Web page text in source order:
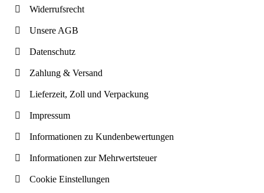
Widerrufsrecht
Unsere AGB
Datenschutz
Zahlung & Versand
Lieferzeit, Zoll und Verpackung
Impressum
Informationen zu Kundenbewertungen
Informationen zur Mehrwertsteuer
Cookie Einstellungen